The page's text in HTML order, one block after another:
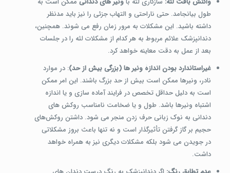
طول بیانجامد. حتی ناراحتی و التهاب جزئی را نیز باید مدنظر
داشته باشید. این مشکلات به مرور زمان رفع می شوند. همچنین،
دندانپزشک علائم مربوط به هر کدام از مشکلات لثه را در جلسات
بعد از عمل به دقت معاینه خواهد کرد.
غیراستاندارد بودن اندازۀ ونیر ها (بزرگی بیش از حد): در موارد
نادر، ونیرها ممکن است بیش از حد بزرگ باشند. این امر ممکن
است به دلیل حداقل تخصص در فرایند آماده سازی و یا اندازه
اشتباه ونیرها باشد. طول و یا ضخامت نامناسب روکش های
دندانی به نوک زبانی حرف زدن منجر می شود. داشتن روکش‌های
حجیم بر گاز گرفتن تأثیرگذار است و نه تنها باعث بروز مشکلاتی
در جویدن می شود بلکه مشکلات دیگری نیز به همراه خواهد
داشت.